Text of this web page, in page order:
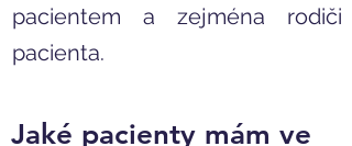
pacientem a zejména rodiči
pacienta.
Jaké pacienty mám ve